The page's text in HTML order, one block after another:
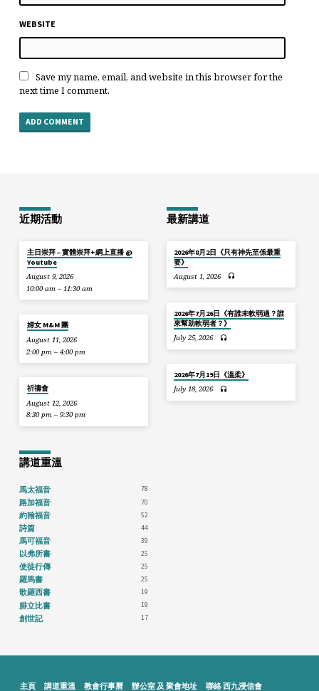
WEBSITE
Save my name, email, and website in this browser for the
next time I comment.
近期活動
主日崇拜 – 實體崇拜+網上直播 @
Youtube
August 9, 2026
10:00 am – 11:30 am
婦女 M&M 團
August 11, 2026
2:00 pm – 4:00 pm
祈禱會
August 12, 2026
8:30 pm – 9:30 pm
最新講道
2026年8月2日《只有神先至係最重
要》
August 1, 2026
2026年7月26日《有誰未軟弱過？誰
來幫助軟弱者？》
July 25, 2026
2026年7月19日《溫柔》
July 18, 2026
講道重溫
馬太福音 78
路加福音 70
約翰福音 52
詩篇 44
馬可福音 39
以弗所書 25
使徒行傳 25
羅馬書 25
歌羅西書 19
腓立比書 19
創世記 17
主頁 講道重溫 教會行事曆 辦公室 及 聚會地址 聯絡 西九浸信會